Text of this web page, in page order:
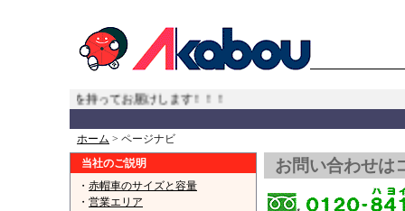
も責任を持ってお届けします！！！
ホーム > ページナビ
当社のご説明
・ 赤帽車のサイズと容量
・ 営業エリア
お問い合わせは